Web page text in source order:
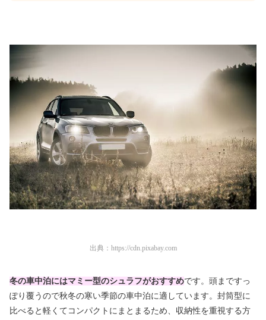
出典： https://cdn.pixabay.com
冬の車中泊にはマミー型のシュラフがおすすめです。 頭まですっ
ぽり覆うので秋冬の寒い季節の車中泊に適しています 。封筒型に
比べると軽くてコンパクトにまとまるため、収納性を重視する方